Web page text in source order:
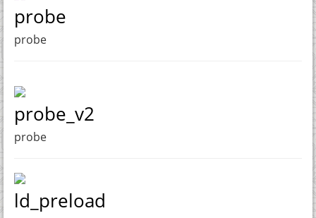
probe
probe
probe_v2
probe
ld_preload